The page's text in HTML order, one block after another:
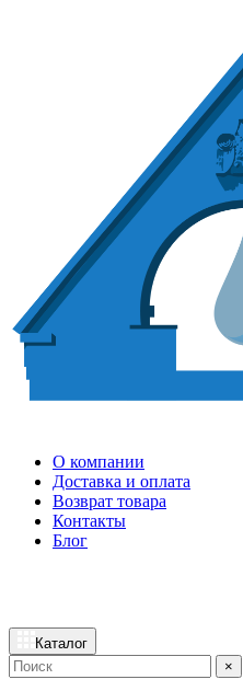
О компании
Доставка и оплата
Возврат товара
Контакты
Блог
Каталог
×